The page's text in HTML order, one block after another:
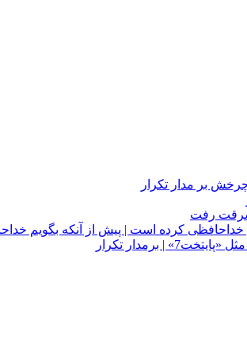
خداحافظی کرده است | پیش از آنکه بگویم
تکرار